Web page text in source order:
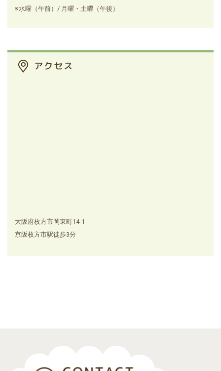
※水曜（午前）/ 月曜・土曜（午後）
大阪府枚方市岡東町14-1
京阪枚方市駅徒歩3分